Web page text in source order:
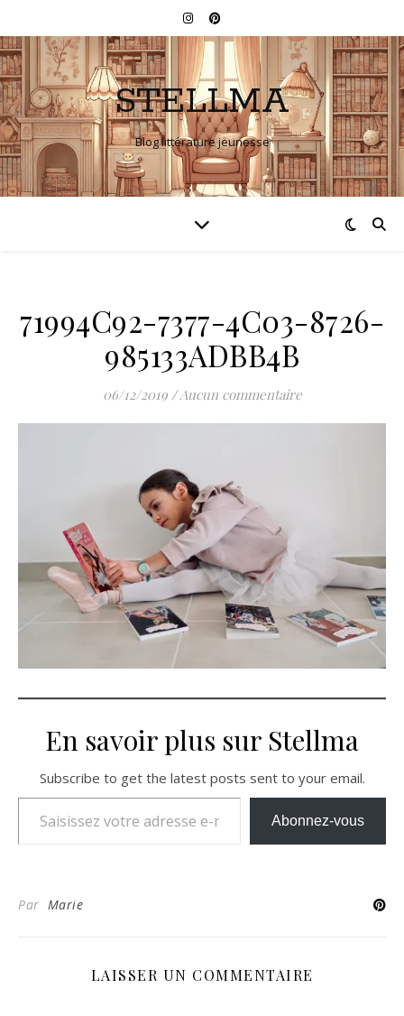
STELLMA
Blog littérature jeunesse
71994C92-7377-4C03-8726-
985133ADBB4B
06/12/2019 /Aucun commentaire
En savoir plus sur Stellma
Subscribe to get the latest posts sent to your email.
Saisissez votre adresse e-mail…
Abonnez-vous
Par Marie
LAISSER UN COMMENTAIRE